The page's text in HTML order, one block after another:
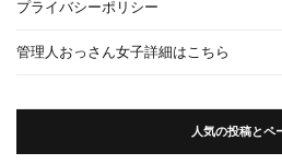
プライバシーポリシー
管理人おっさん女子詳細はこちら
人気の投稿とペ